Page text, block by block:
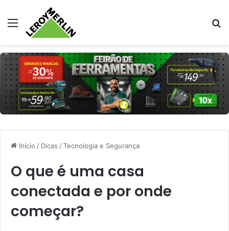
Menu
Início / Dicas /Tecnologia e Segurança
O que é uma casa
conectada e por onde
começar?